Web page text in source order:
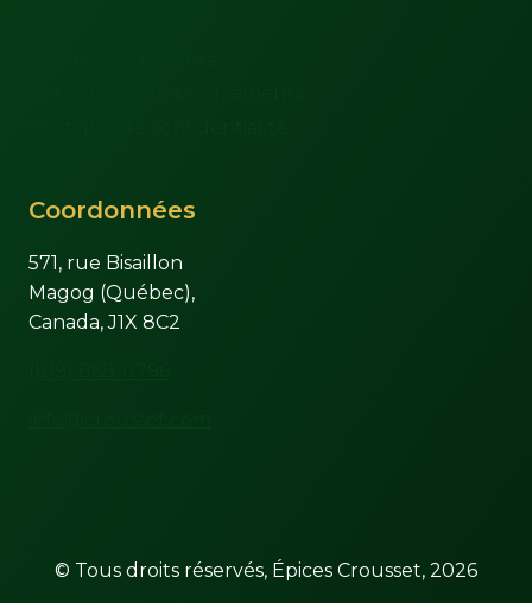
Coordonnées
571, rue Bisaillon
Magog (Québec),
Canada, J1X 8C2
© Tous droits réservés, Épices Crousset, 2026